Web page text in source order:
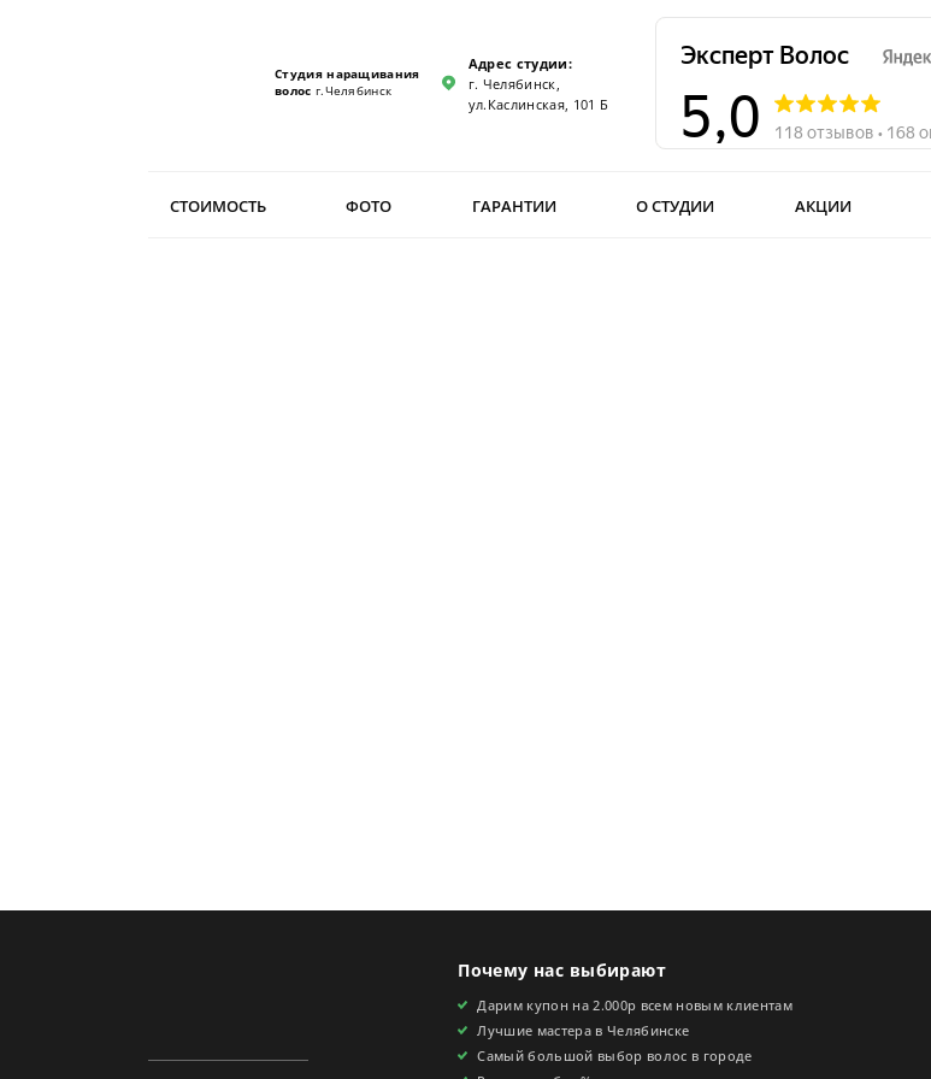
Студия наращивания
волос г.Челябинск
Адрес студии:
г. Челябинск,
ул.Каслинская, 101 Б
СТОИМОСТЬ ФОТО ГАРАНТИИ О СТУДИИ АКЦИИ
Почему нас выбирают
Дарим купон на 2.000р всем новым клиентам
Лучшие мастера в Челябинске
Самый большой выбор волос в городе